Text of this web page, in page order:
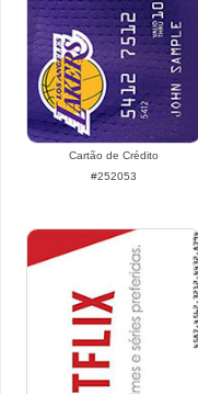
Cartão de Crédito
#252053